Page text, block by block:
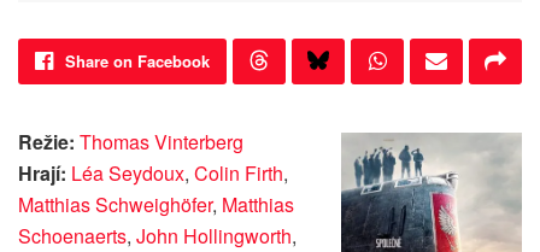
Share on Facebook
Režie: Thomas Vinterberg
Hrají: Léa Seydoux, Colin Firth,
Matthias Schweighöfer, Matthias
Schoenaerts, John Hollingworth,